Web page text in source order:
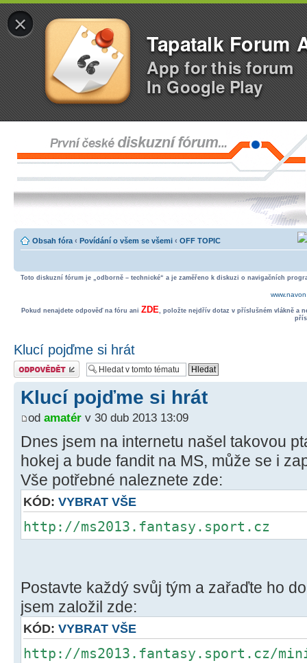
×
Tapatalk Forum
App for this forum
In Google Play
Obsah fóra ‹ Povídání o všem se všemi ‹ OFF TOPIC
Toto diskuzní fórum je „odborně – technické“ a je zaměřeno k diskuzi o navigačních
Pokud nenajdete odpověď na fóru ani ZDE, položte nejdřív dotaz v příslušném vlákně a
Klucí pojďme si hrát
Odeslat odpověď
Klucí pojďme si hrát
od amatér v 30 dub 2013 13:09
Dnes jsem na internetu našel takovou
hokej a bude fandit na MS, může se i
Vše potřebné naleznete zde:
KÓD: VYBRAT VŠE
http://ms2013.fantasy.sport.cz
Postavte každý svůj tým a zařaďte ho
jsem založil zde:
KÓD: VYBRAT VŠE
http://ms2013.fantasy.sport.cz/